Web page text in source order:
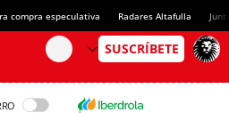
compra especulativa Radares Altafulla